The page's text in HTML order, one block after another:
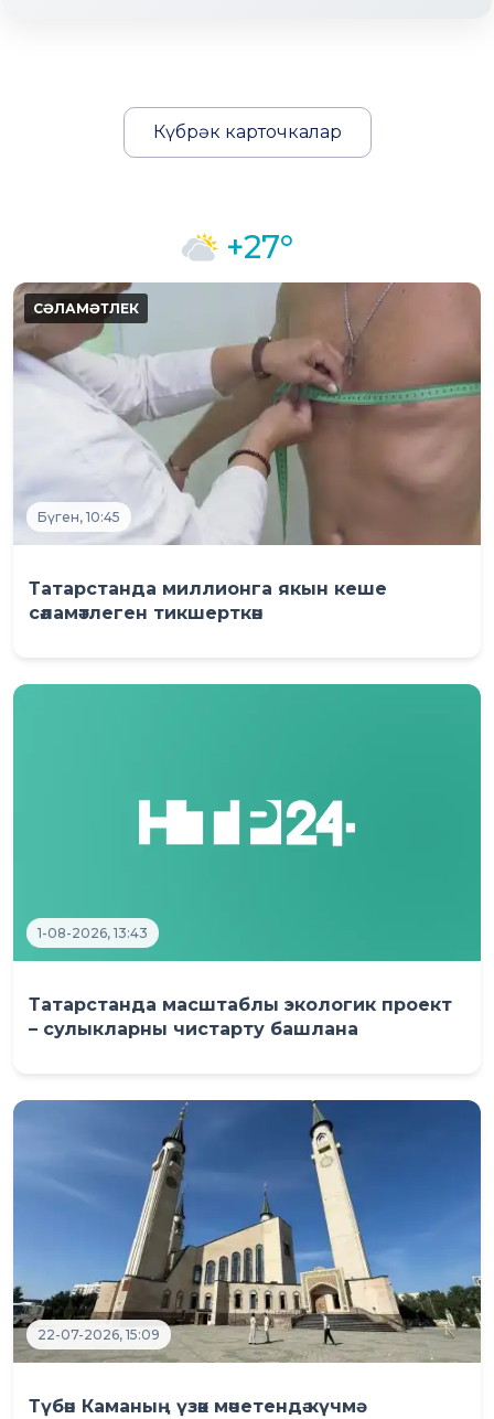
Күбрәк карточкалар
+27°
Бүген, 10:45
Татарстанда миллионга якын кеше
сәламәтлеген тикшерткән
1-08-2026, 13:43
Татарстанда масштаблы экологик проект
– сулыкларны чистарту башлана
22-07-2026, 15:09
Түбән Каманың үзәк мәчетендә күчмә